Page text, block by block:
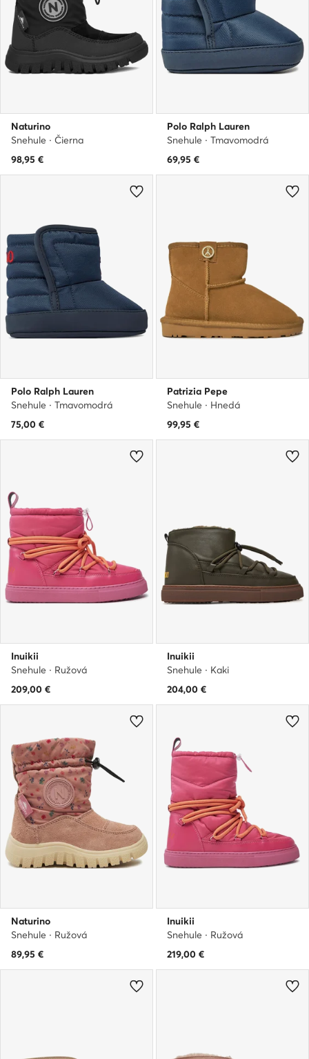
Naturino
Snehule · Čierna
98,95 €
Polo Ralph Lauren
Snehule · Tmavomodrá
69,95 €
Polo Ralph Lauren
Snehule · Tmavomodrá
75,00 €
Patrizia Pepe
Snehule · Hnedá
99,95 €
Inuikii
Snehule · Ružová
209,00 €
Inuikii
Snehule · Kaki
204,00 €
Naturino
Snehule · Ružová
89,95 €
Inuikii
Snehule · Ružová
219,00 €